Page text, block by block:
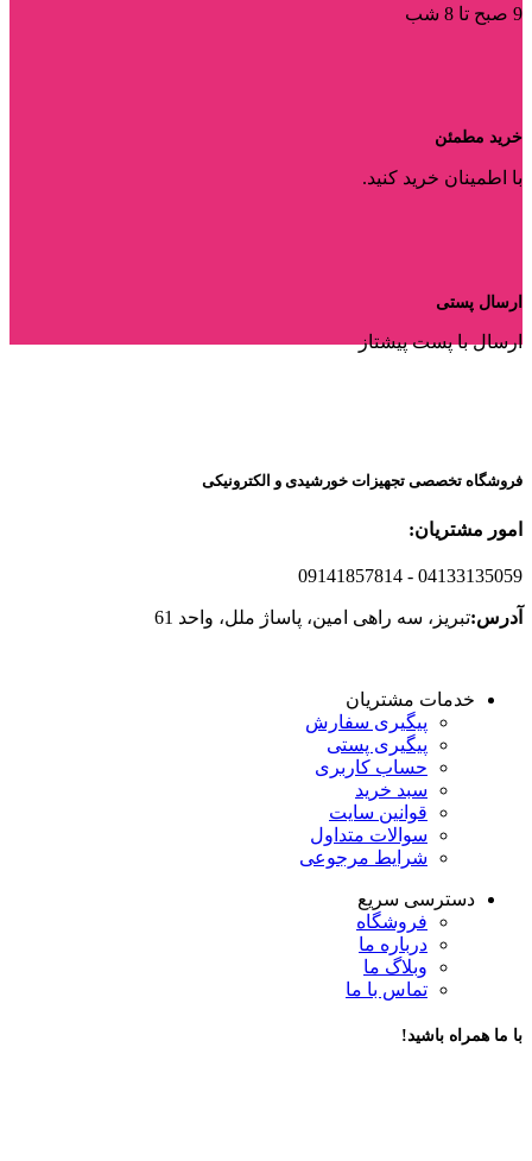
9 صبح تا 8 شب
خرید مطمئن
با اطمینان خرید کنید.
ارسال پستی
ارسال با پست پیشتاز
فروشگاه تخصصی تجهیزات خورشیدی و الکترونیکی
امور مشتریان:
- 04133135059
09141857814
آدرس:تبریز، سه راهی امین، پاساژ ملل، واحد 61
خدمات مشتریان
پیگیری سفارش
پیگیری پستی
حساب کاربری
سبد خرید
قوانین سایت
سوالات متداول
شرایط مرجوعی
دسترسی سریع
فروشگاه
درباره ما
وبلاگ ما
تماس با ما
با ما همراه باشید!